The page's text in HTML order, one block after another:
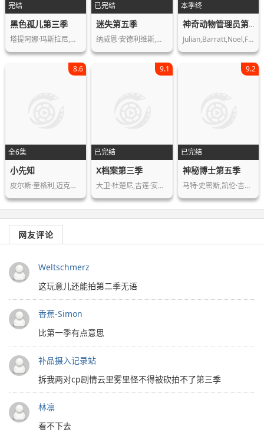
完结
黑色孤儿第三季
塔提阿娜·玛斯拉尼,贾斯汀·查特文,迪…
已完结
迷失第五季
纳威恩·安德利维斯,马修·福克斯,豪尔…
本季终
神奇动物管理员第二季
Julian,Barratt,Noel,Fielding,Michael…
全6集
8.6
小先知
皮尔斯·奎格利,迈克尔·帕林,劳伦·帕…
已完结
9.1
X档案第三季
大卫·杜楚尼,吉莲·安德森,米彻·佩勒…
已完结
9.2
神秘博士第五季
马特·史密斯,凯伦·吉兰,大卫·田纳特…
网友评论
Weltschmerz
这玩意儿还能拍第二季无语
香蕉-Simon
比第一季有点意思
补品摄入记录站
拆我两对cp剧情云里雾里怪不得被砍拍不了第三季
林凛
看不下去